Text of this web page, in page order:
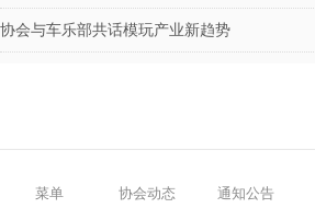
协会与车乐部共话模玩产业新趋势
菜单 协会动态 通知公告